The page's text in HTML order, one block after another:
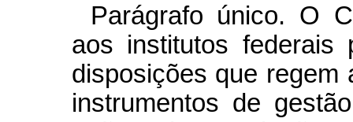
Parágrafo único. O
aos institutos federais
disposições que regem
instrumentos de